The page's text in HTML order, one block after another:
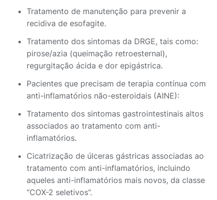
Tratamento de manutenção para prevenir a
recidiva de esofagite.
Tratamento dos sintomas da DRGE, tais como:
pirose/azia (queimação retroesternal),
regurgitação ácida e dor epigástrica.
Pacientes que precisam de terapia contínua com
anti-inflamatórios não-esteroidais (AINE):
Tratamento dos sintomas gastrointestinais altos
associados ao tratamento com anti-
inflamatórios.
Cicatrização de úlceras gástricas associadas ao
tratamento com anti-inflamatórios, incluindo
aqueles anti-inflamatórios mais novos, da classe
“COX-2 seletivos”.